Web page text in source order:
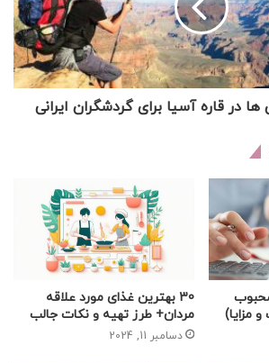
در قاره آسیا برای گردشگران ایرانی
مزایا)
30 بهترین غذای مورد علاقه
مردان+ طرز تهیه و نکات جالب
دسامبر 11, 2024